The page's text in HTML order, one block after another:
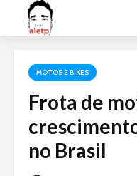
MOTOS E BIKES
Frota de
no Brasil